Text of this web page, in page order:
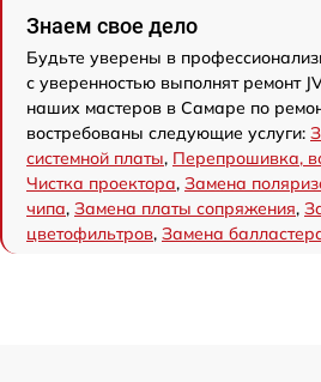
Знаем свое дело
Будьте уверены в
с уверенностью выполнят ремонт
наших мастеров в Самаре по
востребованы следующие услуги:
системной платы, Перепрошивка,
Чистка проектора, Замена
чипа, Замена платы сопряжения,
цветофильтров, Замена